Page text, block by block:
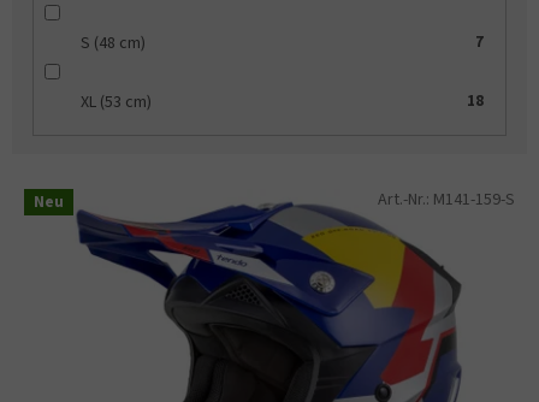
S (48 cm) 7
XL (53 cm) 18
Neu Art.-Nr.: M141-159-S